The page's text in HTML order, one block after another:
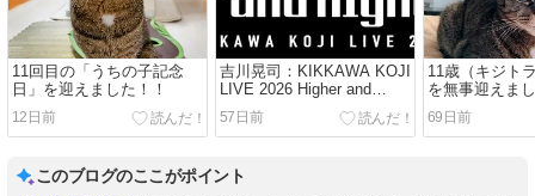
11回目の「うちの子記念
日」を迎えました！！
12日前
吉川晃司：KIKKAWA KOJI
LIVE 2026 Higher and
Higher Tour開催！（セット
リスト大予想）
57日前
11歳（キジト
を無事迎えま
ず元気です！
69日前
このブログのここがポイント